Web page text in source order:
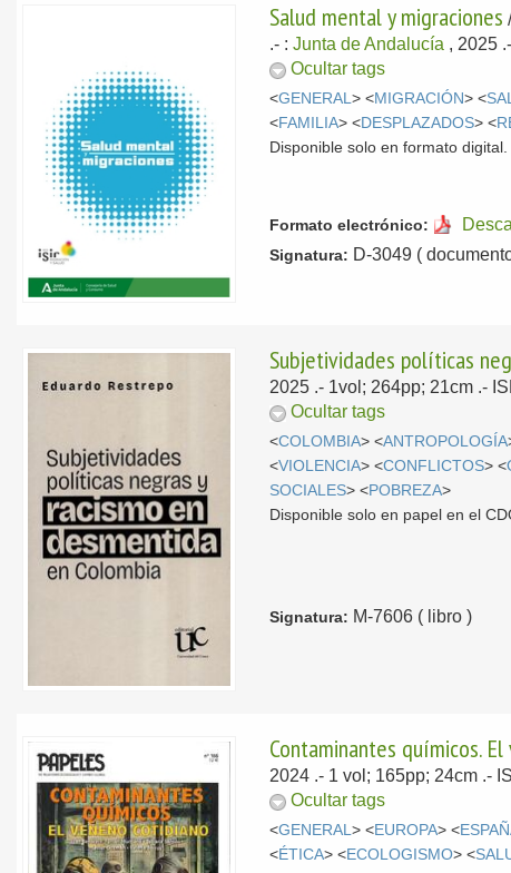
Salud mental y migraciones
.- :Junta de Andalucía , 2025
Ocultar tags
<GENERAL> <MIGRACIÓN> <
<FAMILIA> <DESPLAZADOS> <
Disponible solo en formato
Formato electrónico:
Signatura: D-3049 (
Subjetividades políticas
2025 .- 1vol; 264pp; 21cm .-
Ocultar tags
<COLOMBIA> <ANTROPOLOGÍA
<VIOLENCIA> <CONFLICTOS> <
SOCIALES> <POBREZA>
Disponible solo en papel en el
Signatura: M-7606 ( libro )
Contaminantes químicos.
2024 .- 1 vol; 165pp; 24cm .-
Ocultar tags
<GENERAL> <EUROPA> <
<ÉTICA> <ECOLOGISMO> <